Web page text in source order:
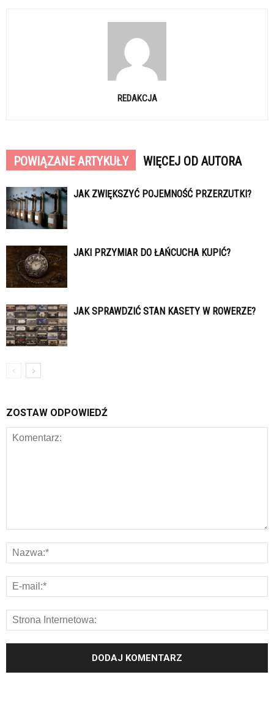
REDAKCJA
POWIĄZANE ARTYKUŁY WIĘCEJ OD AUTORA
JAK ZWIĘKSZYĆ POJEMNOŚĆ PRZERZUTKI?
JAKI PRZYMIAR DO ŁAŃCUCHA KUPIĆ?
JAK SPRAWDZIĆ STAN KASETY W ROWERZE?
ZOSTAW ODPOWIEDŹ